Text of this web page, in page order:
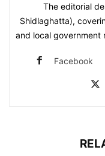
The editorial
Shidlaghatta),
and local government
Facebook